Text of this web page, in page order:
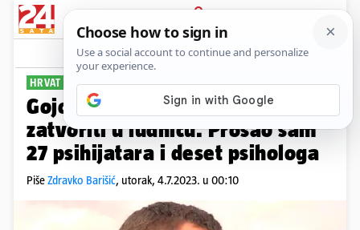
PRIJAVA
Sport Komentari
HRVAT ISPAO S WIMBLEDONA
Gojo: Jedino me još mogu
zatvoriti u ludnicu. Prošao sam
27 psihijatara i deset psihologa
PišeZdravko Barišić, utorak, 4.7.2023. u 00:10